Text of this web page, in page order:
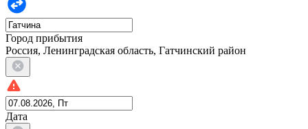
Город прибытия
Россия, Ленинградская область, Гатчинский район
Дата